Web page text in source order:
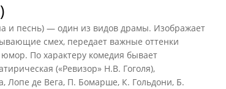
и песнь) — один из видов драмы. Изображает
смех, передает важные оттенки
По характеру комедия бывает
(«Ревизор» Н.В. Гоголя),
Лопе де Вега, П. Бомарше, К. Гольдони, Б.